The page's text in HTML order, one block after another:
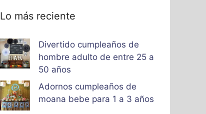
Lo más reciente
Divertido cumpleaños de
hombre adulto de entre 25 a
50 años
Adornos cumpleaños de
moana bebe para 1 a 3 años